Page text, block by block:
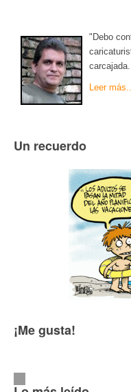
"Debo
Leer más...
Un recuerdo
¡Me gusta!